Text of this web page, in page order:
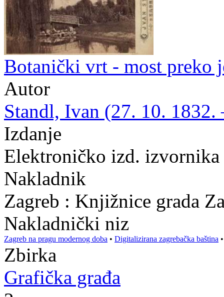
Botanički vrt - most preko
Autor
Standl, Ivan (27. 10. 1832.
Izdanje
Elektroničko izd. izvornika
Nakladnik
Zagreb : Knjižnice grada
Nakladnički niz
Zagreb na pragu modernog doba • Digitalizirana zagrebačka baština
Zbirka
Grafička građa